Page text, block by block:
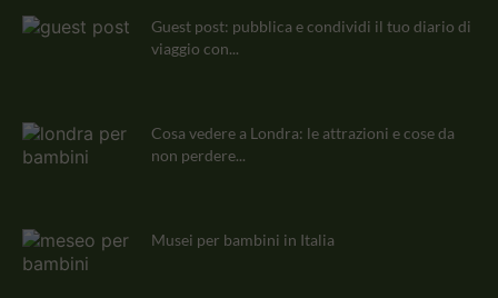
Guest post: pubblica e condividi il tuo diario di
viaggio con...
Cosa vedere a Londra: le attrazioni e cose da
non perdere...
Musei per bambini in Italia